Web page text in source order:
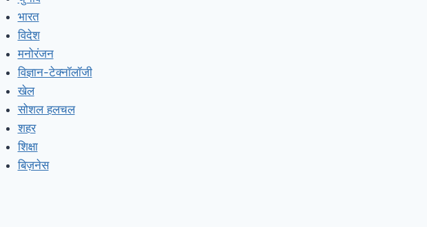
भारत
विदेश
मनोरंजन
विज्ञान-टेक्नॉलॉजी
खेल
सोशल हलचल
शहर
शिक्षा
बिज़नेस